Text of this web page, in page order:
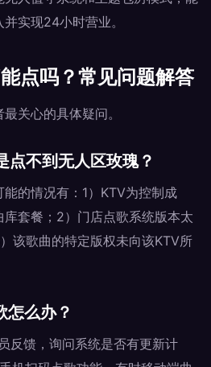
实现24小时营业。
点吗？常见问题解答
关心的具体疑问。
点不到无人区玫瑰？
的情况有：1）KTV为控制成
套餐；2）门店点歌系统版本太
该歌曲的特定版权未向该KTV所
怎么办？
反馈，询问系统是否有更新计